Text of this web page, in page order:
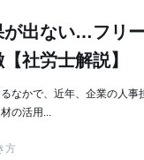
が出ない…フリ
社労士解説】
なかで、近年、企業の人事
の活用...
方